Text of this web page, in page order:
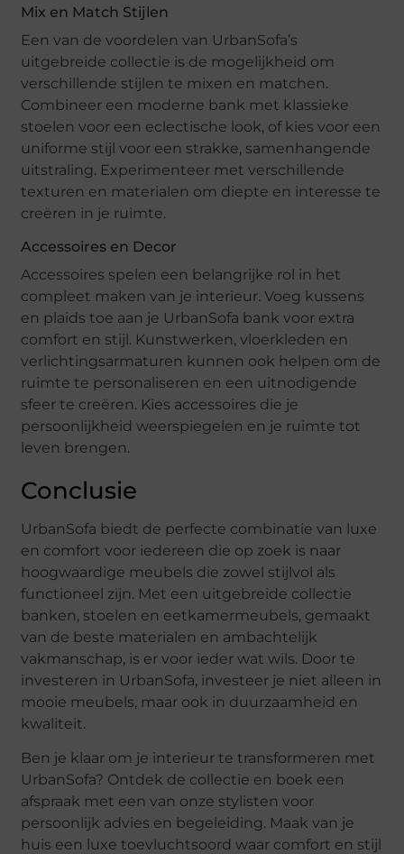
Mix en Match Stijlen
Een van de voordelen van UrbanSofa’s
uitgebreide collectie is de mogelijkheid om
verschillende stijlen te mixen en matchen.
Combineer een moderne bank met klassieke
stoelen voor een eclectische look, of kies voor een
uniforme stijl voor een strakke, samenhangende
uitstraling. Experimenteer met verschillende
texturen en materialen om diepte en interesse te
creëren in je ruimte.
Accessoires en Decor
Accessoires spelen een belangrijke rol in het
compleet maken van je interieur. Voeg kussens
en plaids toe aan je UrbanSofa bank voor extra
comfort en stijl. Kunstwerken, vloerkleden en
verlichtingsarmaturen kunnen ook helpen om de
ruimte te personaliseren en een uitnodigende
sfeer te creëren. Kies accessoires die je
persoonlijkheid weerspiegelen en je ruimte tot
leven brengen.
Conclusie
UrbanSofa biedt de perfecte combinatie van luxe
en comfort voor iedereen die op zoek is naar
hoogwaardige meubels die zowel stijlvol als
functioneel zijn. Met een uitgebreide collectie
banken, stoelen en eetkamermeubels, gemaakt
van de beste materialen en ambachtelijk
vakmanschap, is er voor ieder wat wils. Door te
investeren in UrbanSofa, investeer je niet alleen in
mooie meubels, maar ook in duurzaamheid en
kwaliteit.
Ben je klaar om je interieur te transformeren met
UrbanSofa? Ontdek de collectie en boek een
afspraak met een van onze stylisten voor
persoonlijk advies en begeleiding. Maak van je
huis een luxe toevluchtsoord waar comfort en stijl